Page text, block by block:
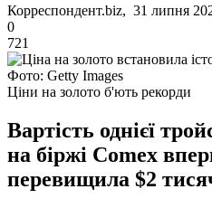
Корреспондент.biz, 31 липня
0
721
Фото: Getty Images
Ціни на золото б'ють рекорди
Вартість однієї
на біржі Comex
перевищила $2